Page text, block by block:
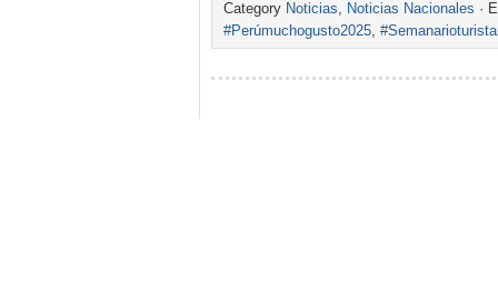
Category Noticias, Noticias Nacionales ·
#Perúmuchogusto2025,